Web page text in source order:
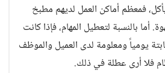
فمعظم أماكن العمل لديهم مطبخ
أما بالنسبة لتعطيل المهام، فإذا كانت
يومياً ومعلومة لدى العميل والموظف
فلا أرى عطلة في ذلك.